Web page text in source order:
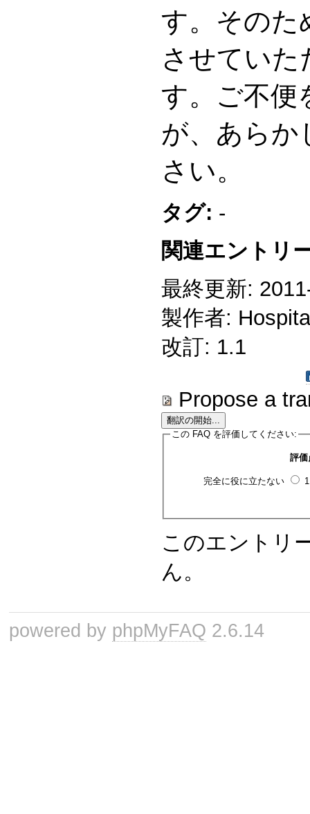
す。そのた
させてい
す。ご不便
が、あらか
さい。
タグ: -
関連エントリ
最終更新:
製作者:
改訂: 1.1
Propose a
この FAQ を評価してください:
評価
完全に役に立たない
このエントリ
ん。
powered by phpMyFAQ 2.6.14